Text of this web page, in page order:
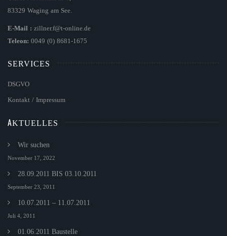
83329 Waging am See.
E-Mail : zillner.f@t-online.de
Teleon: 0049 (0) 8681-1675
SERVICES
DSGVO
Kontakt / Impressum
AKTUELLES
Wir suchen
November 17, 2022
28.09.2011 BIS 03.10.2011
September 23, 2011
10.07.2011 – 11.07.2011
Juli 4, 2011
01.06.2011 Baustelle